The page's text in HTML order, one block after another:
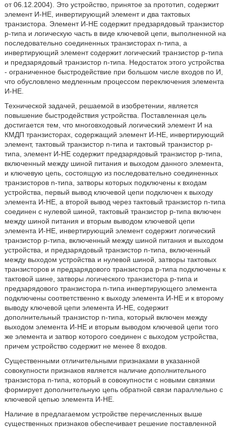
от 06.12.2004). Это устройство, принятое за прототип, содержит
элемент И-НЕ, инвертирующий элемент и два тактовых
транзистора. Элемент И-НЕ содержит предзарядовый транзистор
p-типа и логическую часть в виде ключевой цепи, выполненной на
последовательно соединенных транзисторах n-типа, а
инвертирующий элемент содержит логический транзистор p-типа
и предзарядовый транзистор n-типа. Недостаток этого устройства
- ограниченное быстродействие при большом числе входов по И,
что обусловлено медленным процессом переключения элемента
И-НЕ.
Технической задачей, решаемой в изобретении, является
повышение быстродействия устройства. Поставленная цель
достигается тем, что многовходовый логический элемент И на
КМДП транзисторах, содержащий элемент И-НЕ, инвертирующий
элемент, тактовый транзистор n-типа и тактовый транзистор p-
типа, элемент И-НЕ содержит предзарядовый транзистор p-типа,
включенный между шиной питания и выходом данного элемента,
и ключевую цепь, состоящую из последовательно соединенных
транзисторов n-типа, затворы которых подключены к входам
устройства, первый вывод ключевой цепи подключен к выходу
элемента И-НЕ, а второй вывод через тактовый транзистор n-типа
соединен с нулевой шиной, тактовый транзистор p-типа включен
между шиной питания и вторым выводом ключевой цепи
элемента И-НЕ, инвертирующий элемент содержит логический
транзистор p-типа, включенный между шиной питания и выходом
устройства, и предзарядовый транзистор n-типа, включенный
между выходом устройства и нулевой шиной, затворы тактовых
транзисторов и предзарядового транзистора p-типа подключены к
тактовой шине, затворы логического транзистора p-типа и
предзарядового транзистора n-типа инвертирующего элемента
подключены соответственно к выходу элемента И-НЕ и к второму
выводу ключевой цепи элемента И-НЕ, содержит
дополнительный транзистор n-типа, который включен между
выходом элемента И-НЕ и вторым выводом ключевой цепи того
же элемента и затвор которого соединен с выходом устройства,
причем устройство содержит не менее 8 входов.
Существенными отличительными признаками в указанной
совокупности признаков является наличие дополнительного
транзистора n-типа, который в совокупности с новыми связями
формирует дополнительную цепь обратной связи параллельно с
ключевой цепью элемента И-НЕ.
Наличие в предлагаемом устройстве перечисленных выше
существенных признаков обеспечивает решение поставленной